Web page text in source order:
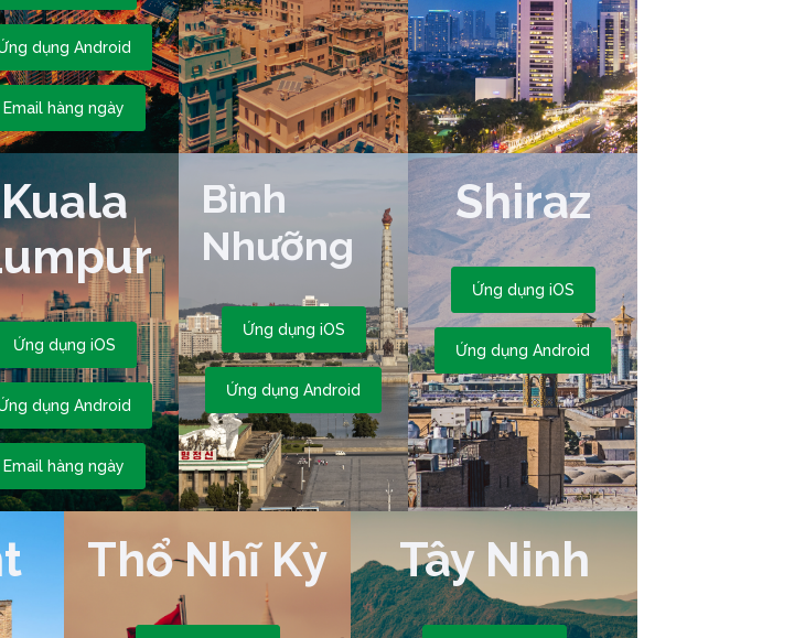
dụng Android
Email hàng ngày
Kuala
Ứng dụng iOS
dụng Android
Email hàng ngày
Bình
Nhưỡng
Ứng dụng iOS
Ứng dụng Android
Shiraz
Ứng dụng iOS
Ứng dụng Android
Thổ Nhĩ Kỳ Tây Ninh